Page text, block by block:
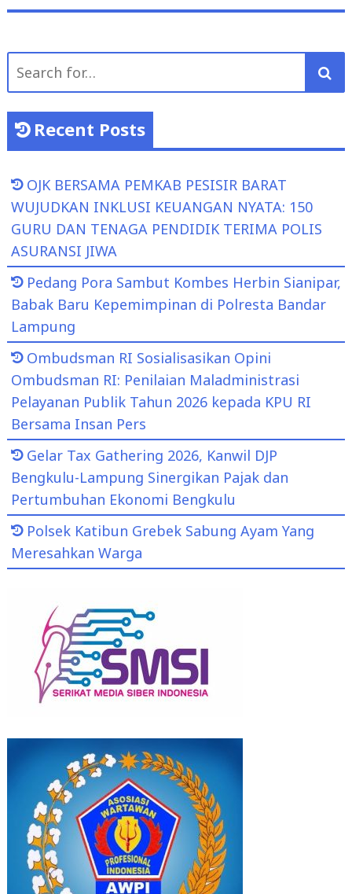
Search
Recent Posts
OJK BERSAMA PEMKAB PESISIR BARAT
WUJUDKAN INKLUSI KEUANGAN NYATA: 150
GURU DAN TENAGA PENDIDIK TERIMA POLIS
ASURANSI JIWA
Pedang Pora Sambut Kombes Herbin Sianipar,
Babak Baru Kepemimpinan di Polresta Bandar
Lampung
Ombudsman RI Sosialisasikan Opini
Ombudsman RI: Penilaian Maladministrasi
Pelayanan Publik Tahun 2026 kepada KPU RI
Bersama Insan Pers
Gelar Tax Gathering 2026, Kanwil DJP
Bengkulu-Lampung Sinergikan Pajak dan
Pertumbuhan Ekonomi Bengkulu
Polsek Katibun Grebek Sabung Ayam Yang
Meresahkan Warga